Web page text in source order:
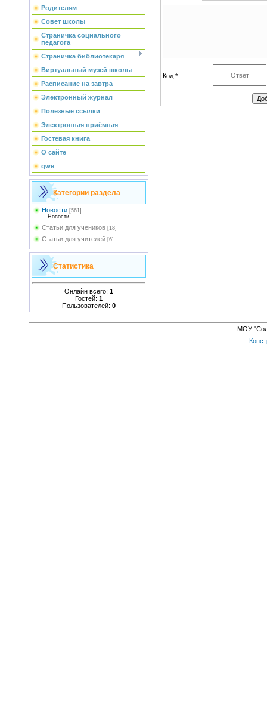
Родителям
Совет школы
Страничка социального
педагога
Страничка библиотекаря
Виртуальный музей школы
Расписание на завтра
Электронный журнал
Полезные ссылки
Электронная приёмная
Гостевая книга
О сайте
qwe
Категории раздела
Новости [561]
Новости
Статьи для учеников [18]
Статьи для учителей [6]
Статистика
Онлайн всего: 1
Гостей: 1
Пользователей: 0
Код *:
МОУ